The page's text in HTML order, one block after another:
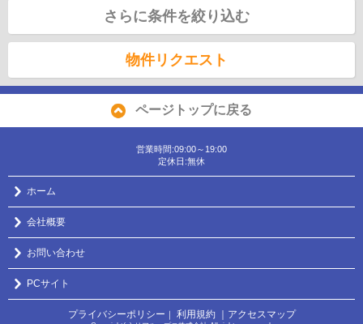
さらに条件を絞り込む
物件リクエスト
ページトップに戻る
営業時間:09:00～19:00
定休日:無休
ホーム
会社概要
お問い合わせ
PCサイト
プライバシーポリシー ｜ 利用規約 ｜アクセスマップ